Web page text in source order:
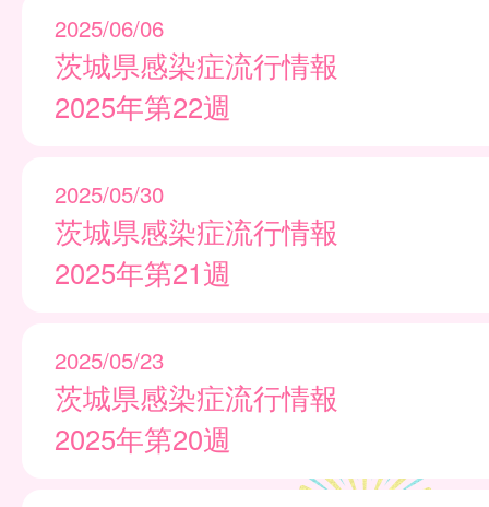
2025/06/06
茨城県感染症流行情報
2025年第22週
2025/05/30
茨城県感染症流行情報
2025年第21週
2025/05/23
茨城県感染症流行情報
2025年第20週